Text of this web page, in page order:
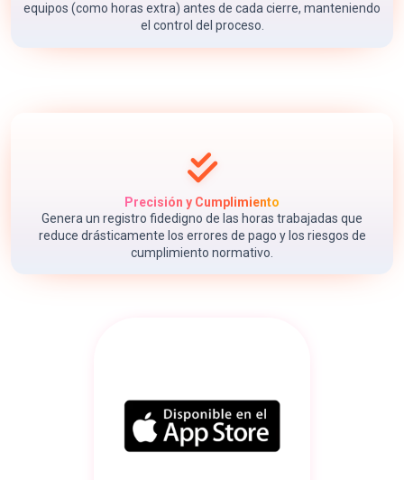
equipos (como horas extra) antes de cada cierre, manteniendo
el control del proceso.
Precisión y Cumplimiento
Genera un registro fidedigno de las horas trabajadas que
reduce drásticamente los errores de pago y los riesgos de
cumplimiento normativo.